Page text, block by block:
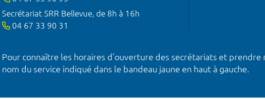
Secrétariat SRR Bellevue, de 8h à 16h
04 67 33 90 31
Pour connaître les horaires d’ouverture des secrétariats et prendre
nom du service indiqué dans le bandeau jaune en haut à gauche.